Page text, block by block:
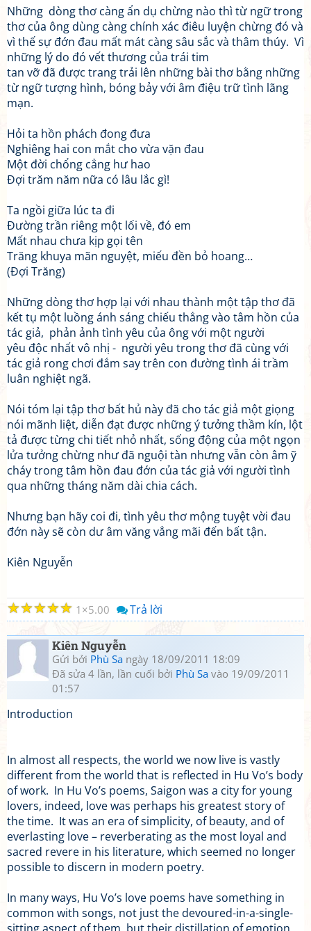
Những dòng thơ càng ẩn dụ chừng nào thì từ ngữ trong
thơ của ông dùng càng chính xác điêu luyện chừng đó và
vì thế sự đớn đau mất mát càng sâu sắc và thâm thúy. Vì
những lý do đó vết thương của trái tim
tan vỡ đã được trang trải lên những bài thơ bằng những
từ ngữ tượng hình, bóng bảy với âm điệu trữ tình lãng
mạn.
Hỏi ta hồn phách đong đưa
Nghiêng hai con mắt cho vừa vặn đau
Một đời chổng cẳng hư hao
Đợi trăm năm nữa có lâu lắc gì!
Ta ngồi giữa lúc ta đi
Đường trần riêng một lối về, đó em
Mất nhau chưa kịp gọi tên
Trăng khuya mãn nguyệt, miếu đền bỏ hoang…
(Đợi Trăng)
Những dòng thơ hợp lại với nhau thành một tập thơ đã
kết tụ một luồng ánh sáng chiếu thẳng vào tâm hồn của
tác giả, phản ảnh tình yêu của ông với một người
yêu độc nhất vô nhị - người yêu trong thơ đã cùng với
tác giả rong chơi đắm say trên con đường tình ái trầm
luân nghiệt ngã.
Nói tóm lại tập thơ bất hủ này đã cho tác giả một giọng
nói mãnh liệt, diễn đạt được những ý tưởng thầm kín, lột
tả được từng chi tiết nhỏ nhất, sống động của một ngọn
lửa tưởng chừng như đã nguội tàn nhưng vẫn còn âm ỹ
cháy trong tâm hồn đau đớn của tác giả với người tình
qua những tháng năm dài chia cách.
Nhưng bạn hãy coi đi, tình yêu thơ mộng tuyệt vời đau
đớn này sẽ còn dư âm văng vẳng mãi đến bất tận.
Kiên Nguyễn
☆
☆
☆
☆
☆ 1 5.00 Trả lời
Kiên Nguyễn
Gửi bởi Phù Sa ngày 18/09/2011 18:09
Đã sửa 4 lần, lần cuối bởi Phù Sa vào 19/09/2011
01:57
Introduction
In almost all respects, the world we now live is vastly
different from the world that is reflected in Hu Vo’s body
of work. In Hu Vo’s poems, Saigon was a city for young
lovers, indeed, love was perhaps his greatest story of
the time. It was an era of simplicity, of beauty, and of
everlasting love – reverberating as the most loyal and
sacred revere in his literature, which seemed no longer
possible to discern in modern poetry.
In many ways, Hu Vo’s love poems have something in
common with songs, not just the devoured-in-a-single-